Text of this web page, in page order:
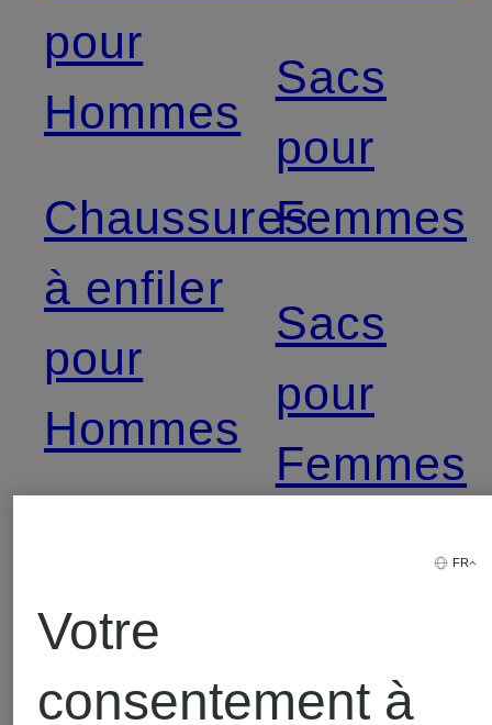
pour
Hommes
Chaussures
à enfiler
pour
Hommes
pour
Hommes
Sacs
pour
Femmes
Sacs
pour
Femmes
Femmes
FR
Votre
consentement à